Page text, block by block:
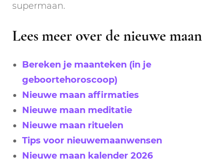
supermaan.
Lees meer over de nieuwe maan
Bereken je maanteken (in je
geboortehoroscoop)
Nieuwe maan affirmaties
Nieuwe maan meditatie
Nieuwe maan rituelen
Tips voor nieuwemaanwensen
Nieuwe maan kalender 2026